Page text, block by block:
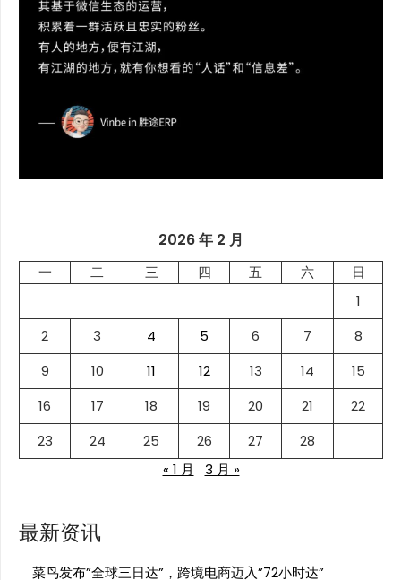
2026 年 2 月
一 二 三 四 五 六
日
1
2
3 4 5 6 7
8
9
10 11 12 13 14
15
16
17 18 19 20 21
22
23
24 25 26 27
28
« 1 月
3 月 »
最新资讯
菜鸟发布”全球三日达”，跨境电商迈入”72小时达”